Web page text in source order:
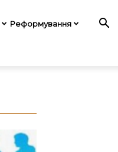
Реформування